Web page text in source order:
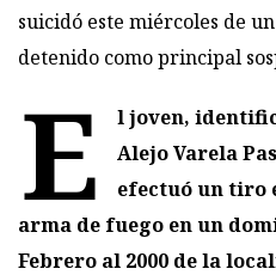
suicidó este miércoles de
detenido como principal
E
l joven,
Alejo Varela
efectuó un tiro
arma de fuego en un
Febrero al 2000 de la